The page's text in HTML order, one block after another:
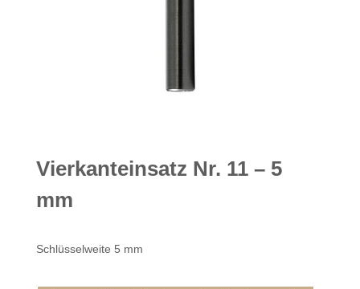
Vierkanteinsatz Nr. 11 – 5
mm
Schlüsselweite 5 mm